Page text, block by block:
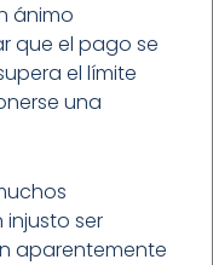
ánimo
que el pago se
el límite
una
ser
aparentemente